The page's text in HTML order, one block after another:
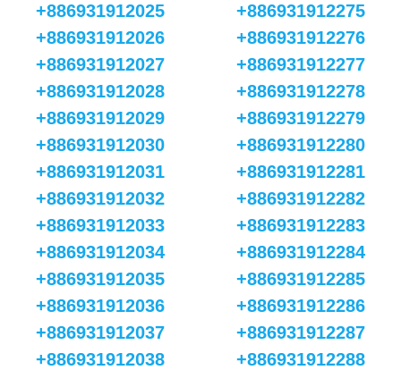
+886931912025
+886931912026
+886931912027
+886931912028
+886931912029
+886931912030
+886931912031
+886931912032
+886931912033
+886931912034
+886931912035
+886931912036
+886931912037
+886931912038
+886931912275
+886931912276
+886931912277
+886931912278
+886931912279
+886931912280
+886931912281
+886931912282
+886931912283
+886931912284
+886931912285
+886931912286
+886931912287
+886931912288